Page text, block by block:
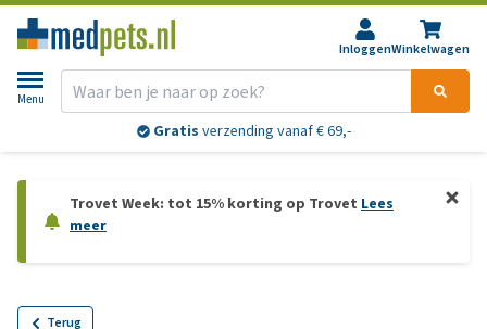
InloggenWinkelwagen
Menu
Gratis verzending vanaf € 69,-
Trovet Week: tot 15% korting op Trovet Lees
meer
Terug